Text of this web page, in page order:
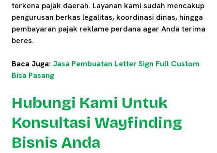
terkena pajak daerah. Layanan kami sudah mencakup
pengurusan berkas legalitas, koordinasi dinas, hingga
pembayaran pajak reklame perdana agar Anda terima
beres.
Baca Juga: Jasa Pembuatan Letter Sign Full Custom
Bisa Pasang
Hubungi Kami Untuk
Konsultasi Wayfinding
Bisnis Anda